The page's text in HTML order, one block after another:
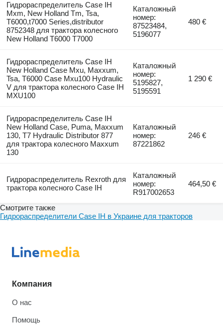
Гидрораспределитель Case IH
Mxm, New Holland Tm, Tsa,
T6000,t7000 Series,distributor
8752348 для трактора колесного
New Holland T6000 T7000
Каталожный
номер:
87523484,
5196077
480 €
Гидрораспределитель Case IH
New Holland Case Mxu, Maxxum,
Tsa, T6000 Case Mxu100 Hydraulic
V для трактора колесного Case IH
MXU100
Каталожный
номер:
5195827,
5195591
1 290 €
Гидрораспределитель Case IH
New Holland Case, Puma, Maxxum
130, T7 Hydraulic Distributor 877
для трактора колесного Maxxum
130
Каталожный
номер:
87221862
246 €
Гидрораспределитель Rexroth для
трактора колесного Case IH
Каталожный
номер:
R917002653
464,50 €
Смотрите также
Гидрораспределители Case IH в Украине для тракторов
Компания
О нас
Помощь